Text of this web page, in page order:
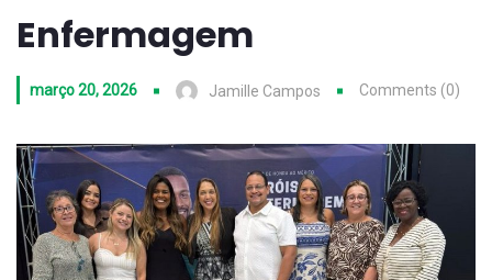
Enfermagem
março 20, 2026 Jamille Campos Comments (0)